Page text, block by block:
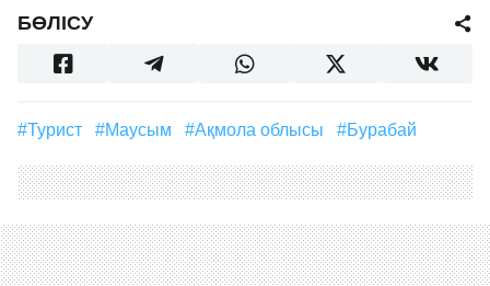
БӨЛІСУ
#турист #маусым #Ақмола облысы #Бурабай